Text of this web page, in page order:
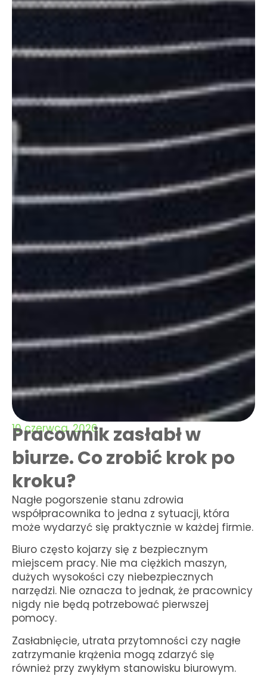
10 czerwca, 2026
Pracownik zasłabł w
biurze. Co zrobić krok po
kroku?
Nagłe pogorszenie stanu zdrowia
współpracownika to jedna z sytuacji, która
może wydarzyć się praktycznie w każdej firmie.
Biuro często kojarzy się z bezpiecznym
miejscem pracy. Nie ma ciężkich maszyn,
dużych wysokości czy niebezpiecznych
narzędzi. Nie oznacza to jednak, że pracownicy
nigdy nie będą potrzebować pierwszej
pomocy.
Zasłabnięcie, utrata przytomności czy nagłe
zatrzymanie krążenia mogą zdarzyć się
również przy zwykłym stanowisku biurowym.